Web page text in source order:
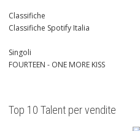
Classifiche
Classifiche Spotify Italia
Singoli
FOURTEEN - ONE MORE KISS
Top 10 Talent per vendite